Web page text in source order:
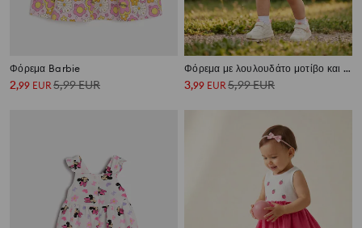
Φόρεμα Barbie
2,99 EUR 5,99EUR
Φόρεμα με λουλουδάτο μοτίβο και σούρες
3,99 EUR 5,99EUR